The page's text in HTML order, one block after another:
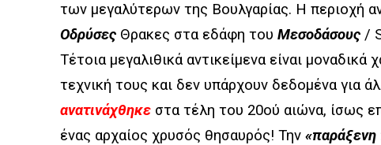
των μεγαλύτερων της Βουλγαρίας. Η περιοχή
Οδρύσες Θρακες στα εδάφη του Μεσοδάσους /
Τέτοια μεγαλιθικά αντικείμενα είναι μοναδικά
τεχνική τους και δεν υπάρχουν δεδομένα για
ανατινάχθηκε στα τέλη του 20ού αιώνα, ίσως
ένας αρχαίος χρυσός θησαυρός! Την «παράξενη